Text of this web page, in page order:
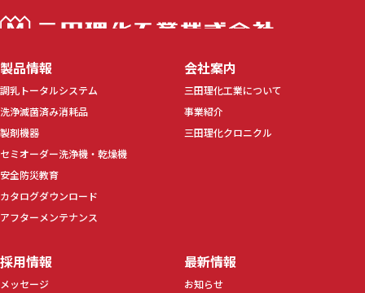
製品情報
調乳トータルシステム
洗浄滅菌済み消耗品
製剤機器
セミオーダー洗浄機・乾燥機
安全防災教育
カタログダウンロード
アフターメンテナンス
会社案内
三田理化工業について
事業紹介
三田理化クロニクル
採用情報
メッセージ
最新情報
お知らせ